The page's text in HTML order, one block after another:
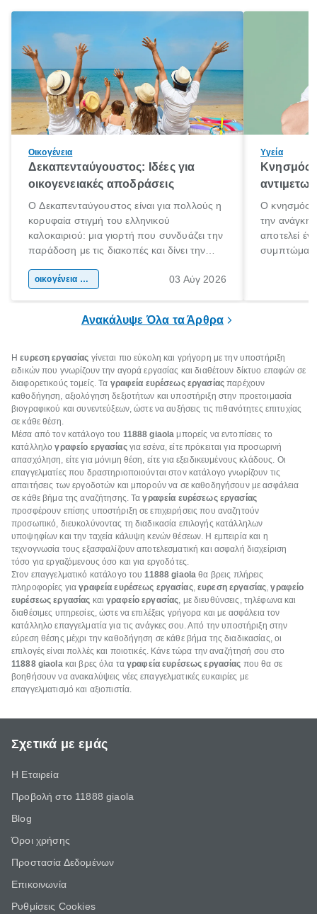
Οικογένεια
Δεκαπενταύγουστος: Ιδέες για
οικογενειακές αποδράσεις
Ο Δεκαπενταύγουστος είναι για πολλούς η
κορυφαία στιγμή του ελληνικού
καλοκαιριού: μια γιορτή που συνδυάζει την
παράδοση με τις διακοπές και δίνει την
χώρας. Είτε πρόκειται για λίγες μέρες
οικογένεια & παιδί 03 Αύγ 2026
Υγεία
Κνησμός:
Ο κνησμός
την ανάγκη
αποτελεί
Ανακάλυψε Όλα τα Άρθρα
Ηευρεση εργασίας γίνεται πιο εύκολη και γρήγορη με την υποστήριξη
ειδικών που γνωρίζουν την αγορά εργασίας και διαθέτουν δίκτυο επαφών σε
διαφορετικούς τομείς. Τα γραφεία ευρέσεως εργασίας παρέχουν
καθοδήγηση, αξιολόγηση δεξιοτήτων και υποστήριξη στην προετοιμασία
βιογραφικού και συνεντεύξεων, ώστε να αυξήσεις τις πιθανότητες επιτυχίας
σε κάθε θέση.
Μέσα από τον κατάλογο του 11888 giaola μπορείς να εντοπίσεις το
κατάλληλογραφείο εργασίαςγια εσένα, είτε πρόκειται για προσωρινή
απασχόληση, είτε για μόνιμη θέση, είτε για εξειδικευμένους κλάδους. Οι
επαγγελματίες που δραστηριοποιούνται στον κατάλογο γνωρίζουν τις
απαιτήσεις των εργοδοτών και μπορούν να σε καθοδηγήσουν με ασφάλεια
σε κάθε βήμα της αναζήτησης. Ταγραφεία ευρέσεως εργασίας
προσφέρουν επίσης υποστήριξη σε επιχειρήσεις που αναζητούν
προσωπικό, διευκολύνοντας τη διαδικασία επιλογής κατάλληλων
υποψηφίων και την ταχεία κάλυψη κενών θέσεων. Η εμπειρία και η
τεχνογνωσία τους εξασφαλίζουν αποτελεσματική και ασφαλή διαχείριση
τόσο για εργαζόμενους όσο και για εργοδότες.
Στον επαγγελματικό κατάλογο του11888 giaola θα βρεις πλήρεις
πληροφορίες γιαγραφεία ευρέσεως εργασίας,ευρεση εργασίας,γραφείο
ευρέσεως εργασίας καιγραφείο εργασίας, με διευθύνσεις, τηλέφωνα και
διαθέσιμες υπηρεσίες, ώστε να επιλέξεις γρήγορα και με ασφάλεια τον
κατάλληλο επαγγελματία για τις ανάγκες σου. Από την υποστήριξη στην
εύρεση θέσης μέχρι την καθοδήγηση σε κάθε βήμα της διαδικασίας, οι
επιλογές είναι πολλές και ποιοτικές. Κάνε τώρα την αναζήτησή σου στο
11888 giaolaκαι βρες όλα ταγραφεία ευρέσεως εργασίας που θα σε
βοηθήσουν να ανακαλύψεις νέες επαγγελματικές ευκαιρίες με
επαγγελματισμό και αξιοπιστία.
Σχετικά με εμάς
Η Εταιρεία
Προβολή στο 11888 giaola
Blog
Όροι χρήσης
Προστασία Δεδομένων
Επικοινωνία
Ρυθμίσεις Cookies